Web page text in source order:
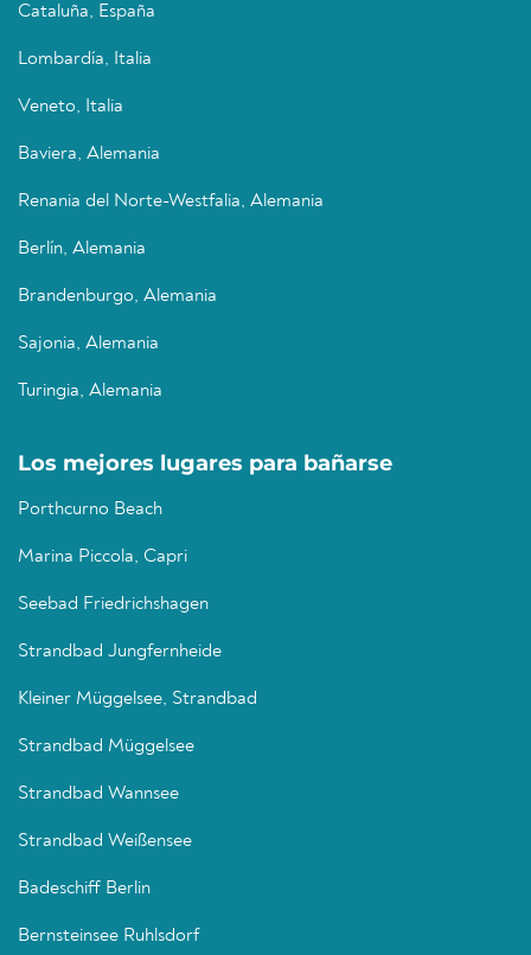
Cataluña, España
Lombardía, Italia
Veneto, Italia
Baviera, Alemania
Renania del Norte-Westfalia, Alemania
Berlín, Alemania
Brandenburgo, Alemania
Sajonia, Alemania
Turingia, Alemania
Los mejores lugares para bañarse
Porthcurno Beach
Marina Piccola, Capri
Seebad Friedrichshagen
Strandbad Jungfernheide
Kleiner Müggelsee, Strandbad
Strandbad Müggelsee
Strandbad Wannsee
Strandbad Weißensee
Badeschiff Berlin
Bernsteinsee Ruhlsdorf